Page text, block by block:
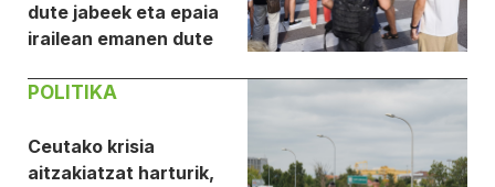
dute jabeek eta epaia
irailean emanen dute
POLITIKA
Ceutako krisia
aitzakiatzat harturik,